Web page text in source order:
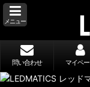
メニュー
問い合わせ マイペ